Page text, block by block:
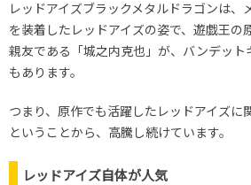
レッドアイズブラックメタルドラゴンは、
を装着したレッドアイズの姿で、遊戯王の
親友である「城之内克也」が、バンデット
もあります。
つまり、原作でも活躍したレッドアイズに
ということから、高騰し続けています。
レッドアイズ自体が人気